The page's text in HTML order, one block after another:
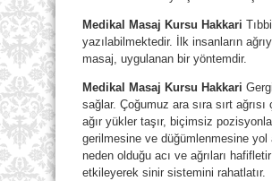
Medikal Masaj Kursu Hakkari
yazılabilmektedir. İlk insanların
masaj, uygulanan bir yöntemdir.
Medikal Masaj Kursu Hakkari
sağlar. Çoğumuz ara sıra sırt
ağır yükler taşır, biçimsiz
gerilmesine ve düğümlenmesine
neden olduğu acı ve ağrıları
etkileyerek sinir sistemini rahatlatır.